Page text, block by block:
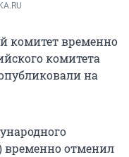
комитет временно
комитета
на
временно отменил